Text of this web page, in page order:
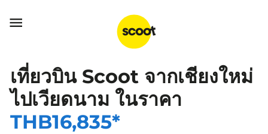

เที่ยวบิน Scoot จากเชียงใหม่
ไปเวียดนาม ในราคา
THB16,835*